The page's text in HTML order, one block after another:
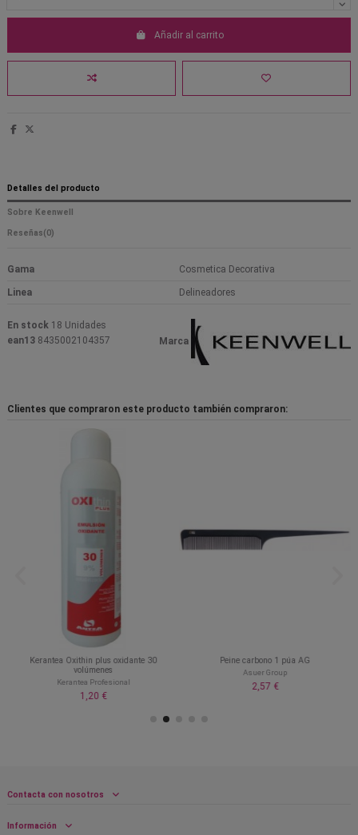
Añadir al carrito
Detalles del producto
Sobre Keenwell
Reseñas(0)
Gama Cosmetica Decorativa
Linea Delineadores
Marca
En stock 18 Unidades
ean13 8435002104357
Clientes que compraron este producto también compraron:
Kerantea Oxithin plus oxidante 30
volúmenes
Kerantea Profesional
1,20 €
Peine carbono 1 púa AG
Asuer Group
2,57 €
Contacta con nosotros
Información